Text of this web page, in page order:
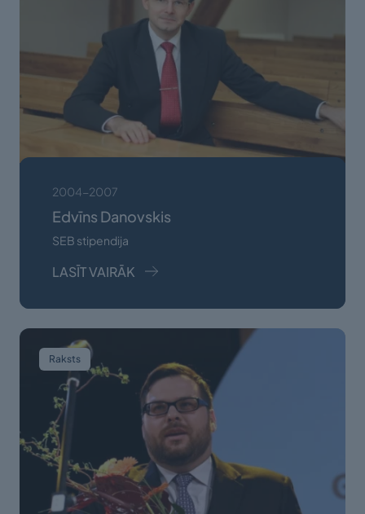
2004-2007
Edvīns Danovskis
SEB stipendija
LASĪT VAIRĀK
Raksts